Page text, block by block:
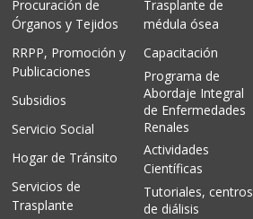
Procuración de
Órganos y Tejidos
RRPP, Promoción y
Publicaciones
Subsidios
Servicio Social
Hogar de Tránsito
Servicios de
Trasplante
Trasplante de
médula ósea
Capacitación
Programa de
Abordaje Integral
de Enfermedades
Renales
Actividades
Científicas
Tutoriales, centros
de diálisis